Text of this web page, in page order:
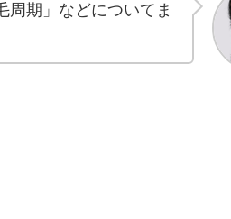
周期」などについてま